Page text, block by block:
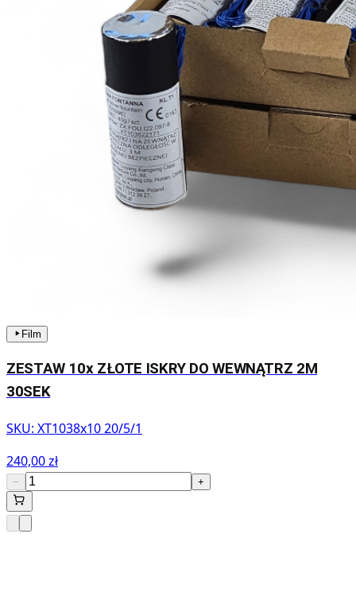
Film
ZESTAW 10x ZŁOTE ISKRY DO WEWNĄTRZ 2M
30SEK
SKU: XT1038x10 20/5/1
240,00 zł
− +